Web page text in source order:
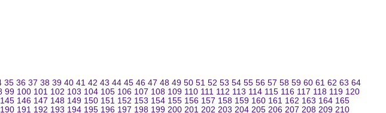
35 36 37 38 39 40 41 42 43 44 45 46 47 48 49 50 51 52 53 54 55 56 57 58 59 60 61 62 63 64
99 100 101 102 103 104 105 106 107 108 109 110 111 112 113 114 115 116 117 118 119 120
145 146 147 148 149 150 151 152 153 154 155 156 157 158 159 160 161 162 163 164 165
190 191 192 193 194 195 196 197 198 199 200 201 202 203 204 205 206 207 208 209 210